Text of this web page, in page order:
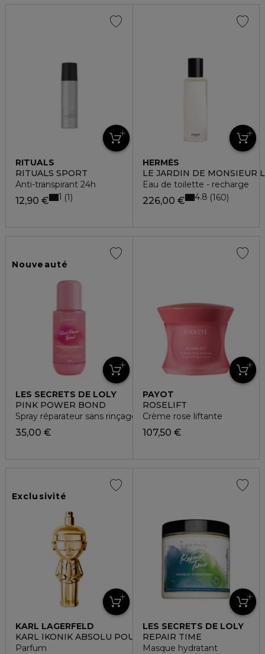
RITUALS
RITUALS SPORT
Anti-transpirant 24h
12,90 € 1 1
HERMÈS
LE JARDIN DE MONSIEUR
Eau de toilette - recharge
226,00 € 4.8 160
Nouveauté
LES SECRETS DE LOLY
PINK POWER BOND
Spray réparateur sans rinçage
35,00 €
PAYOT
ROSELIFT
Crème rose liftante
107,50 €
Exclusivité
KARL LAGERFELD
KARL IKONIK ABSOLU POUR ELLE
Parfum
LES SECRETS DE LOLY
REPAIR TIME
Masque hydratant